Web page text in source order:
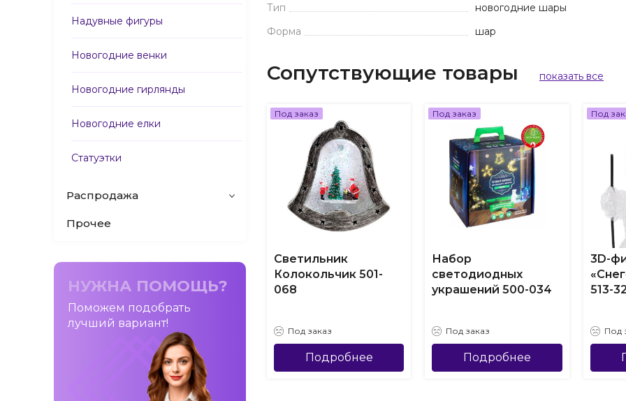
Надувные фигуры
Новогодние венки
Новогодние гирлянды
Новогодние елки
Статуэтки
Распродажа
Прочее
НУЖНА ПОМОЩЬ?
Поможем подобрать
лучший вариант!
Тип
новогодние шары
Форма
шар
Сопутствующие товары показать все
Под заказ
Светильник
Колокольчик 501-
068
Под заказ
Подробнее
Под заказ
Набор
светодиодных
украшений 500-034
Под заказ
Подробнее
Под
3D-
513-
Под